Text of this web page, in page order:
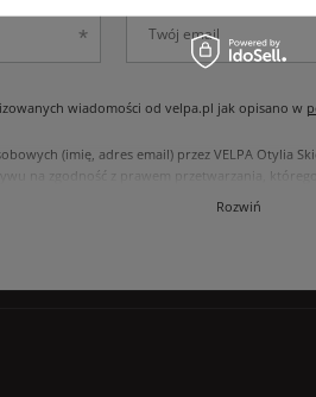
wiadomości od velpa.pl jak opisano w
(imię, adres email) przez VELPA Otylia
na zgodność z prawem przetwarzania,
Rozwiń